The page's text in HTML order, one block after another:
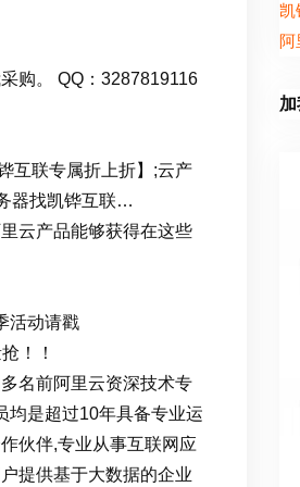
购。 QQ：3287819116
互联专属折上折】;云产
器找凯铧互联…
云产品能够获得在这些
活动请戳
！！
名前阿里云资深技术专
均是超过10年具备专业运
伙伴,专业从事互联网应
提供基于大数据的企业
凯